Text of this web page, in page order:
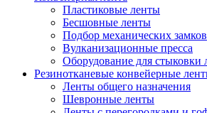
Пластиковые ленты
Бесшовные ленты
Подбор механических замков
Вулканизационные пресса
Оборудование для стыковки
Резинотканевые конвейерные
Ленты общего назначения
Шевронные ленты